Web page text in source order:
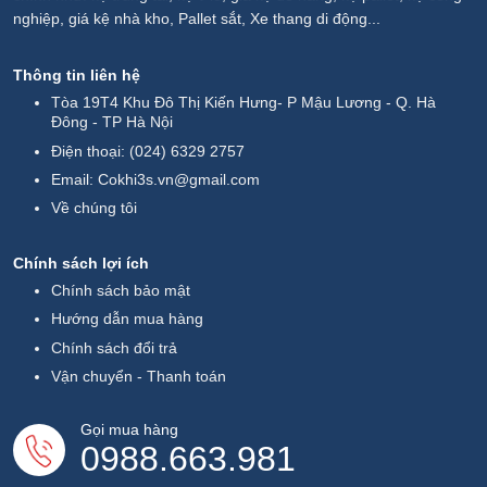
nghiệp, giá kệ nhà kho, Pallet sắt, Xe thang di động...
Thông tin liên hệ
Tòa 19T4 Khu Đô Thị Kiến Hưng- P Mậu Lương - Q. Hà
Đông - TP Hà Nội
Điện thoại: (024) 6329 2757
Email:Cokhi3s.vn@gmail.com
Về chúng tôi
Chính sách lợi ích
Chính sách bảo mật
Hướng dẫn mua hàng
Chính sách đổi trả
Vận chuyển - Thanh toán
Gọi mua hàng
0988.663.981